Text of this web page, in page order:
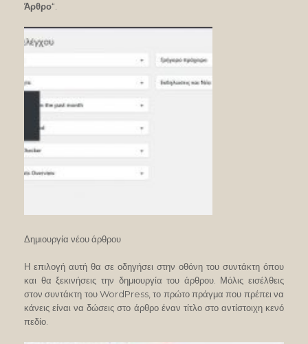
Άρθρο“.
Δημιουργία νέου άρθρου
Η επιλογή αυτή θα σε οδηγήσει στην οθόνη του συντάκτη όπου
και θα ξεκινήσεις την δημιουργία του άρθρου. Μόλις εισέλθεις
στον συντάκτη του WordPress, το πρώτο πράγμα που πρέπει να
κάνεις είναι να δώσεις στο άρθρο έναν τίτλο στο αντίστοιχη κενό
πεδίο.